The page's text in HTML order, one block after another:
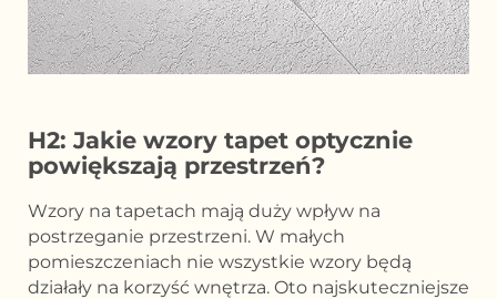
H2: Jakie wzory tapet optycznie
powiększają przestrzeń?
Wzory na tapetach mają duży wpływ na
postrzeganie przestrzeni. W małych
pomieszczeniach nie wszystkie wzory będą
działały na korzyść wnętrza. Oto najskuteczniejsze